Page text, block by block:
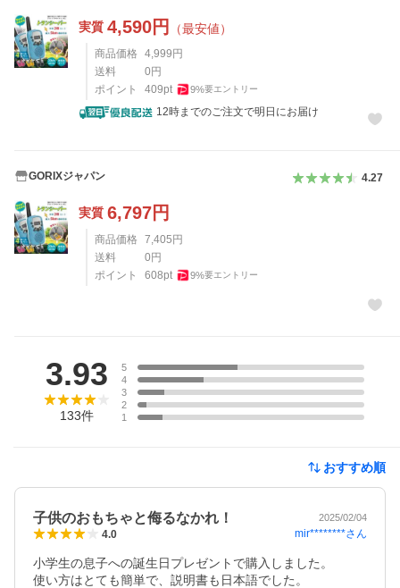
実質 4,590円 （最安値）
商品価格 4,999 円
送料
0 円
ポイント
409pt 9%要エントリー
12時までのご注文で明日にお届け
GORIXジャパン 4.27
実質 6,797円
商品価格 7,405 円
送料
0 円
ポイント
608pt 9%要エントリー
3.93
133件
5
4
3
2
1
おすすめ順
子供のおもちゃと侮るなかれ！ 2025/02/04
4.0 mir********さん
小学生の息子への誕生日プレゼントで購入しました。
使い方はとても簡単で、説明書も日本語でした。